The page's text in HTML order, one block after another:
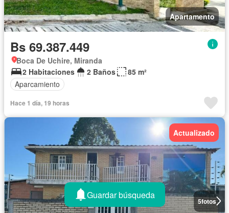
Apartamento
Bs 69.387.449
Boca De Uchire, Miranda
2 Habitaciones
2 Baños
85 m²
Aparcamiento
Hace 1 día, 19 horas
5fotos
Actualizado
Guardar búsqueda